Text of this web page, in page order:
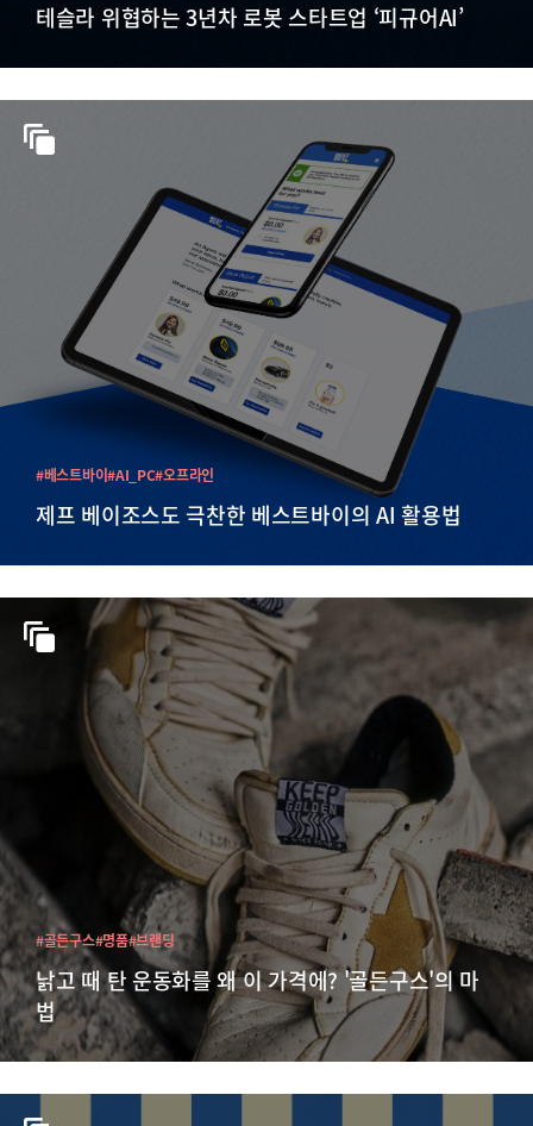
테슬라 위협하는 3년차 로봇 스타트업 ‘피규어AI’
제프 베이조스도 극찬한 베스트바이의 AI 활용법
#베스트바이#AI_PC#오프라인
낡고 때 탄 운동화를 왜 이 가격에? '골든구스'의 마
법
#골든구스#명품#브랜딩